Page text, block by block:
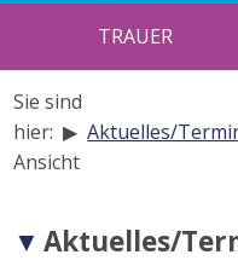
TRAUER
Sie sind
hier: ▶Aktuelles/
Ansicht
Navigation
derAktuelles/